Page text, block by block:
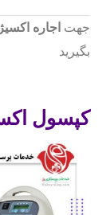
جهت اجاره
بگیرید
کپسول